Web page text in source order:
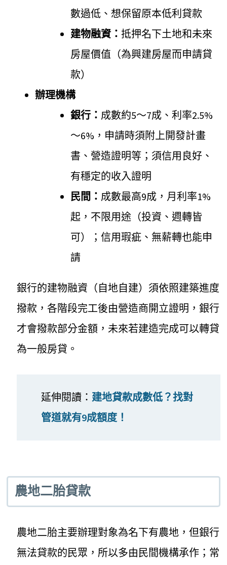
數過低、想保留原本低利貸款
建物融資：抵押名下土地和未來
房屋價值（為興建房屋而申請貸
款）
辦理機構
銀行： 成數約5～7成、利率2.5%
～6%，申請時須附上開發計畫
書、營造證明等；須信用良好、
有穩定的收入證明
民間： 成數最高9成，月利率1%
起，不限用途（投資、週轉皆
可）；信用瑕疵、無薪轉也能申
請
銀行的建物融資（自地自建）須依照建築進度
撥款，各階段完工後由營造商開立證明，銀行
才會撥款部分金額，未來若建造完成可以轉貸
為一般房貸。
延伸閱讀： 建地貸款成數低？找對
管道就有9成額度！
農地二胎貸款
農地二胎主要辦理對象為名下有農地，但銀行
無法貸款的民眾，所以多由民間機構承作；常